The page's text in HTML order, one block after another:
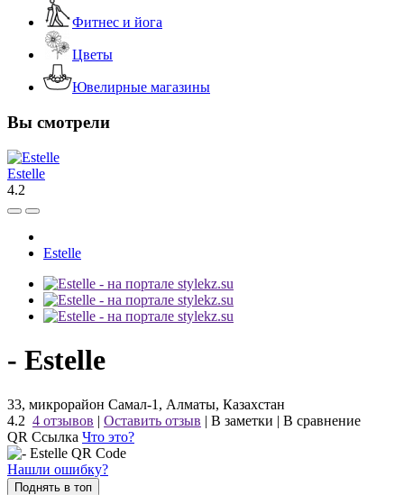
Фитнес и йога
Цветы
Ювелирные магазины
Вы смотрели
Estelle
4.2
Estelle
- Estelle
33, микрорайон Самал-1, Алматы, Казахстан
4.2 4 отзывов | Оставить отзыв | В заметки | В сравнение
QR Ссылка Что это?
Нашли ошибку?
Поднять в топ